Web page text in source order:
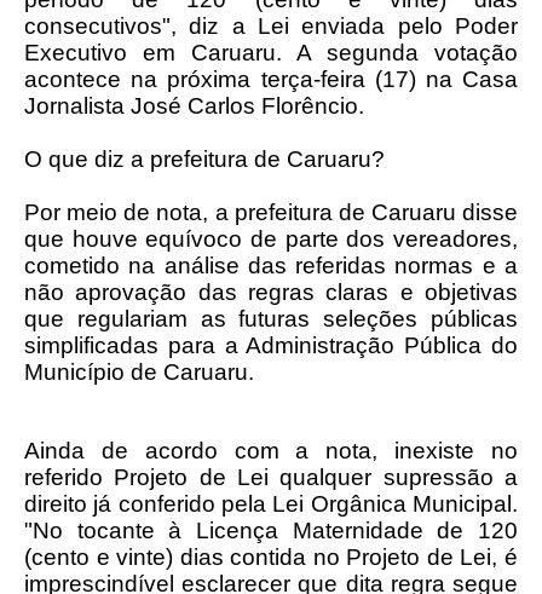
consecutivos", diz a Lei enviada pelo Poder
Executivo em Caruaru. A segunda votação
acontece na próxima terça-feira (17) na Casa
Jornalista José Carlos Florêncio.
O que diz a prefeitura de Caruaru?
Por meio de nota, a prefeitura de Caruaru disse
que houve equívoco de parte dos vereadores,
cometido na análise das referidas normas e a
não aprovação das regras claras e objetivas
que regulariam as futuras seleções públicas
simplificadas para a Administração Pública do
Município de Caruaru.
Ainda de acordo com a nota, inexiste no
referido Projeto de Lei qualquer supressão a
direito já conferido pela Lei Orgânica Municipal.
"No tocante à Licença Maternidade de 120
(cento e vinte) dias contida no Projeto de Lei, é
imprescindível esclarecer que dita regra segue